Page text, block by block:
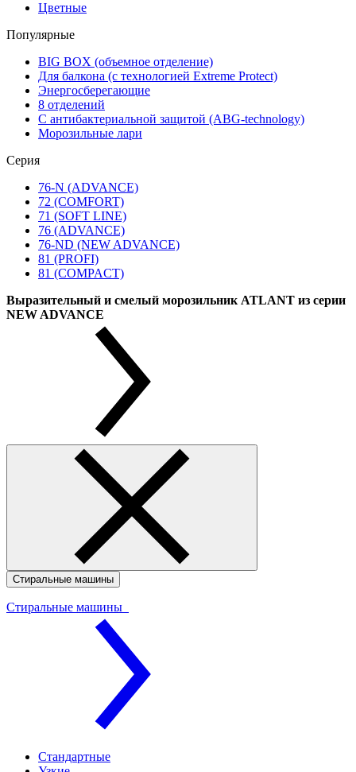
Цветные
Популярные
BIG BOX (объемное отделение)
Для балкона (с технологией Extreme Protect)
Энергосберегающие
8 отделений
С антибактериальной защитой (ABG-technology)
Морозильные лари
Серия
76-N (ADVANCE)
72 (COMFORT)
71 (SOFT LINE)
76 (ADVANCE)
76-ND (NEW ADVANCE)
81 (PROFI)
81 (COMPACT)
Выразительный и смелый морозильник ATLANT из серии
NEW ADVANCE
Стиральные машины
Стиральные машины
Стандартные